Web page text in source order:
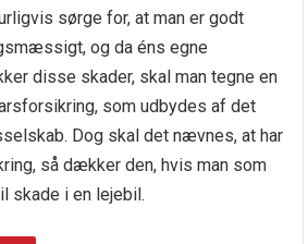
sørge for, at man er godt
og da éns egne
disse skader, skal man tegne en
som udbydes af det
Dog skal det nævnes, at har
så dækker den, hvis man som
skade i en lejebil.